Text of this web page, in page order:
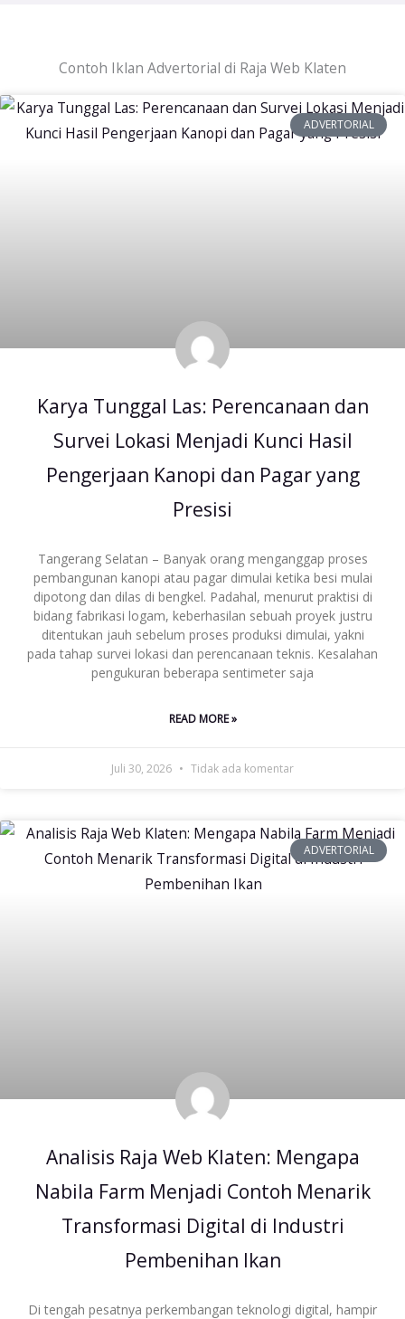
Contoh Iklan Advertorial di Raja Web Klaten
ADVERTORIAL
Karya Tunggal Las: Perencanaan dan
Survei Lokasi Menjadi Kunci Hasil
Pengerjaan Kanopi dan Pagar yang
Presisi
Tangerang Selatan – Banyak orang menganggap proses
pembangunan kanopi atau pagar dimulai ketika besi mulai
dipotong dan dilas di bengkel. Padahal, menurut praktisi di
bidang fabrikasi logam, keberhasilan sebuah proyek justru
ditentukan jauh sebelum proses produksi dimulai, yakni
pada tahap survei lokasi dan perencanaan teknis. Kesalahan
pengukuran beberapa sentimeter saja
READ MORE »
Juli 30, 2026 Tidak ada komentar
ADVERTORIAL
Analisis Raja Web Klaten: Mengapa
Nabila Farm Menjadi Contoh Menarik
Transformasi Digital di Industri
Pembenihan Ikan
Di tengah pesatnya perkembangan teknologi digital, hampir